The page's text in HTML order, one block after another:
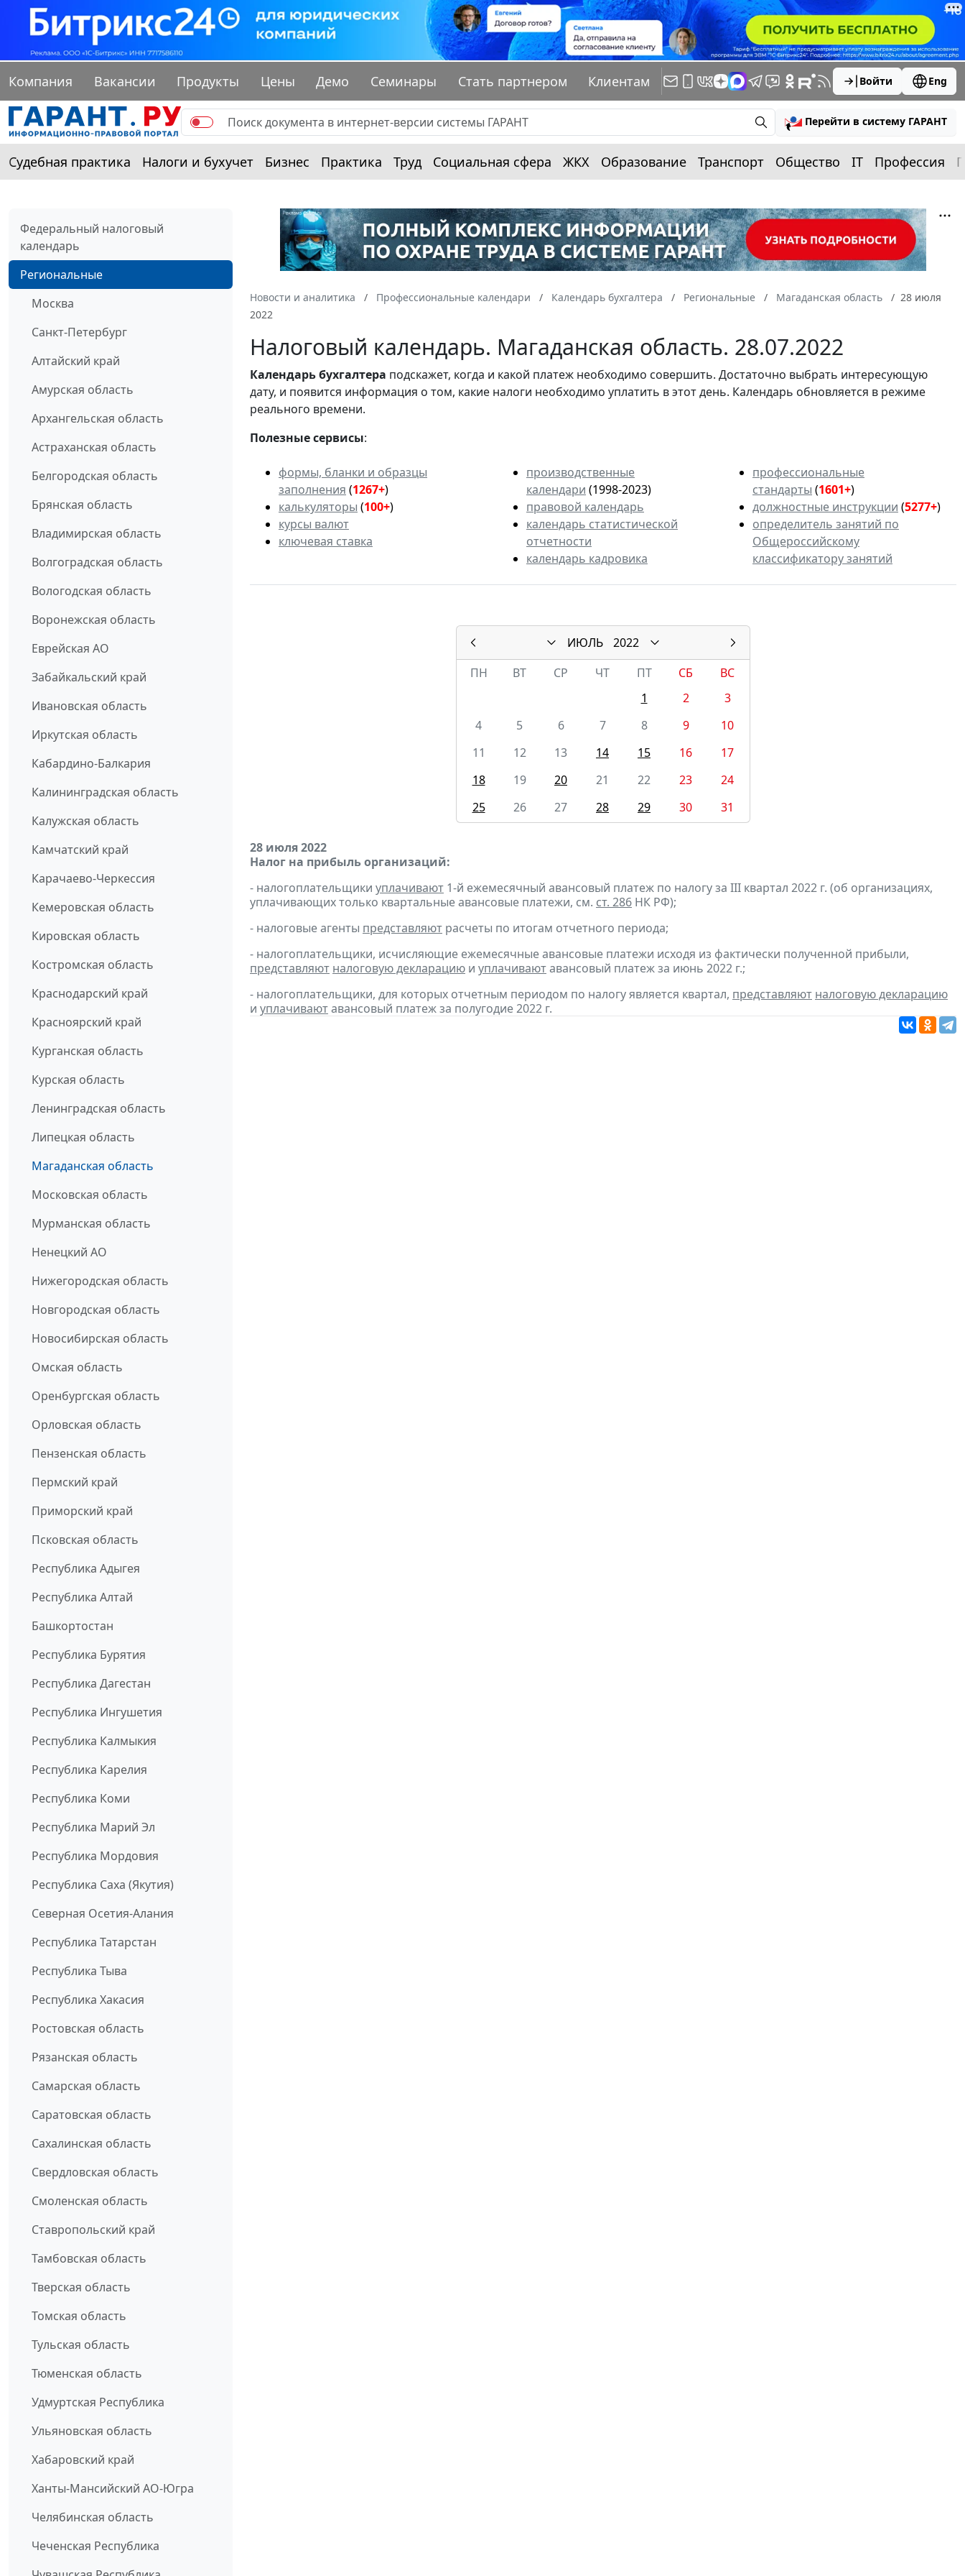
Компания Вакансии Продукты Цены Демо Семинары Стать партнером Клиентам Войти Eng
Перейти в систему ГАРАНТ
Судебная практика Налоги и бухучет Бизнес Практика Труд Социальная сфера ЖКХ Образование Транспорт Общество IT Профессия
Федеральный налоговый
календарь
Региональные
Москва
Санкт-Петербург
Алтайский край
Амурская область
Архангельская область
Астраханская область
Белгородская область
Брянская область
Владимирская область
Волгоградская область
Вологодская область
Воронежская область
Еврейская АО
Забайкальский край
Ивановская область
Иркутская область
Кабардино-Балкария
Калининградская область
Калужская область
Камчатский край
Карачаево-Черкессия
Кемеровская область
Кировская область
Костромская область
Краснодарский край
Красноярский край
Курганская область
Курская область
Ленинградская область
Липецкая область
Магаданская область
Московская область
Мурманская область
Ненецкий АО
Нижегородская область
Новгородская область
Новосибирская область
Омская область
Оренбургская область
Орловская область
Пензенская область
Пермский край
Приморский край
Псковская область
Республика Адыгея
Республика Алтай
Башкортостан
Республика Бурятия
Республика Дагестан
Республика Ингушетия
Республика Калмыкия
Республика Карелия
Республика Коми
Республика Марий Эл
Республика Мордовия
Республика Саха (Якутия)
Северная Осетия-Алания
Республика Татарстан
Республика Тыва
Республика Хакасия
Ростовская область
Рязанская область
Самарская область
Саратовская область
Сахалинская область
Свердловская область
Смоленская область
Ставропольский край
Тамбовская область
Тверская область
Томская область
Тульская область
Тюменская область
Удмуртская Республика
Ульяновская область
Хабаровский край
Ханты-Мансийский АО-Югра
Челябинская область
Чеченская Республика
Новости и аналитика Профессиональные календари Календарь бухгалтера Региональные Магаданская область
28 июля
2022
Налоговый календарь. Магаданская область. 28.07.2022
Календарьбухгалтера подскажет, когда и какой платеж необходимо совершить. Достаточно выбрать интересующую
дату, и появится информация о том, какие налоги необходимо уплатить в этот день. Календарь обновляется в режиме
реального времени.
Полезные сервисы:
формы, бланки и образцы
заполнения (1267+)
калькуляторы (100+)
курсы валют
ключевая ставка
производственные
календари (1998-2023)
правовой календарь
календарь статистической
отчетности
календарь кадровика
профессиональные
стандарты (1601+)
должностные инструкции (5277+)
определитель занятий по
Общероссийскому
классификатору занятий
ИЮЛЬ
2022
ПН
ВТ СР ЧТ ПТ СБ
ВС
1
2
3
4
5 6 7 8 9
10
11
12 13 14 15 16
17
18
19 20 21 22 23
24
25
26 27 28 29 30 31
28 июля 2022
Налог на прибыль организаций:
- налогоплательщики уплачивают 1-й ежемесячный авансовый платеж по налогу за III квартал 2022 г. (об организациях,
уплачивающих только квартальные авансовые платежи, см. ст. 286 НК РФ);
- налоговые агенты представляют расчеты по итогам отчетного периода;
- налогоплательщики, исчисляющие ежемесячные авансовые платежи исходя из фактически полученной прибыли,
представляют налоговую декларацию и уплачиваютавансовый платеж за июнь 2022 г.;
- налогоплательщики, для которых отчетным периодом по налогу является квартал, представляют налоговую декларацию
и уплачиваютавансовый платеж за полугодие 2022 г.